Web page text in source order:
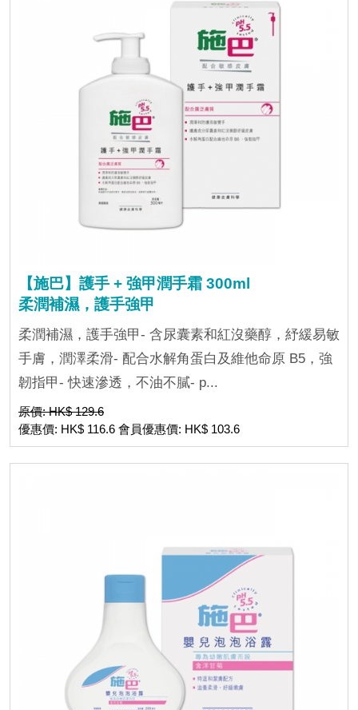
【施巴】護手 + 強甲潤手霜 300ml
柔潤補濕，護手強甲
柔潤補濕，護手強甲- 含尿囊素和紅沒藥醇，紓緩易敏
手膚，潤澤柔滑- 配合水解角蛋白及維他命原 B5，強
韌指甲- 快速滲透，不油不膩- p...
原價: HK$ 129.6
優惠價: HK$ 116.6 會員優惠價: HK$ 103.6